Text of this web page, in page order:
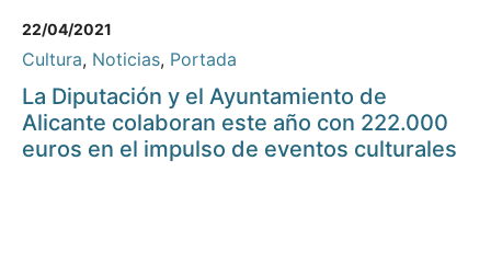
22/04/2021
Cultura, Noticias, Portada
La Diputación y el Ayuntamiento de
Alicante colaboran este año con 222.000
euros en el impulso de eventos culturales